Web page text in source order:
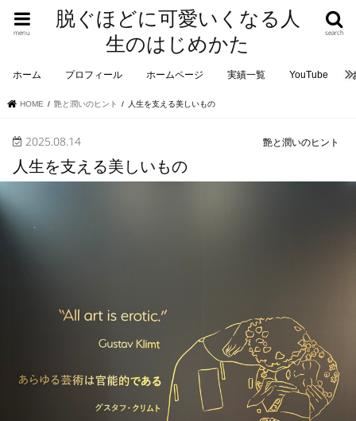
脱ぐほどに可愛いくなる人
生のはじめかた
search
menu
ホーム プロフィール ホームページ 実績一覧 YouTube
HOME 艶と潤いのヒント 人生を支える美しいもの
艶と潤いのヒント
2025.08.14
人生を支える美しいもの